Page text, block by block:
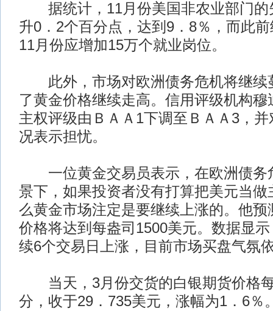
据统计，11月份美国非农业部门的
升0．2个百分点，达到9．8％，而此
11月份应增加15万个就业岗位。
此外，市场对欧洲债务危机将继续
了黄金价格继续走高。信用评级机构
主权评级由ＢＡＡ1下调至ＢＡＡ3，
况表示担忧。
一位黄金交易员表示，在欧洲债务
景下，如果投资者没有打算把美元当做
么黄金市场注定是要继续上涨的。他预
价格将达到每盎司1500美元。数据显
续6个交易日上涨，目前市场买盘气氛
当天，3月份交货的白银期货价格
分，收于29．735美元，涨幅为1．6％